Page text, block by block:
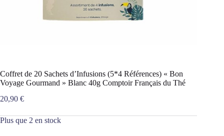
Coffret de 20 Sachets d’Infusions (5*4 Références) « Bon
Voyage Gourmand » Blanc 40g Comptoir Français du Thé
20,90 €
Plus que 2 en stock